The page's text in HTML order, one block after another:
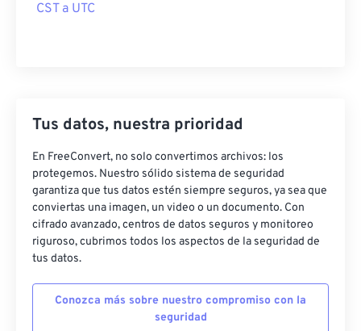
CST a UTC
Tus datos, nuestra prioridad
En FreeConvert, no solo convertimos archivos: los
protegemos. Nuestro sólido sistema de seguridad
garantiza que tus datos estén siempre seguros, ya sea que
conviertas una imagen, un video o un documento. Con
cifrado avanzado, centros de datos seguros y monitoreo
riguroso, cubrimos todos los aspectos de la seguridad de
tus datos.
Conozca más sobre nuestro compromiso con la
seguridad